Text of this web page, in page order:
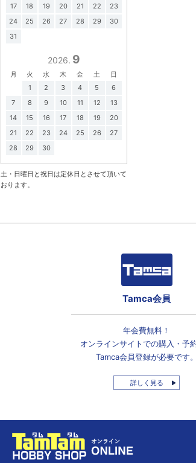
17
18 19 20 21 22
23
24
25 26 27 28 29
30
31
2026. 9
月 火 水 木 金 土
日
1
2 3 4 5
6
7
8 9 10 11 12
13
14
15 16 17 18 19
20
21
22 23 24 25 26
27
28
29 30
土・日曜日と祝日は定休日とさせて頂いて
おります。
Tamca会員
年会費無料！
オンラインサイトでの購入・予
Tamca会員登録が必要です。
詳しく見る